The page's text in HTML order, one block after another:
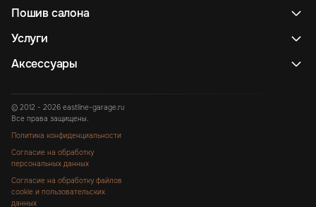
Пошив салона
Услуги
Аксессуары
© 2012 - 2026 eastline-garage.ru
Все права защищены.
Политика конфиденциальности
Согласие на обработку
персональных данных
Согласие на обработку файлов
cookie и пользовательских
данных